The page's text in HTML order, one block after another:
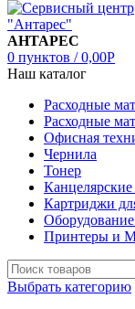
АНТАРЕС
0 пунктов / 0,00Р
Наш каталог
Расходные
Расходные
Офисная
Чернила
Тонер
Картриджи
Принтеры и
Выбрать категорию